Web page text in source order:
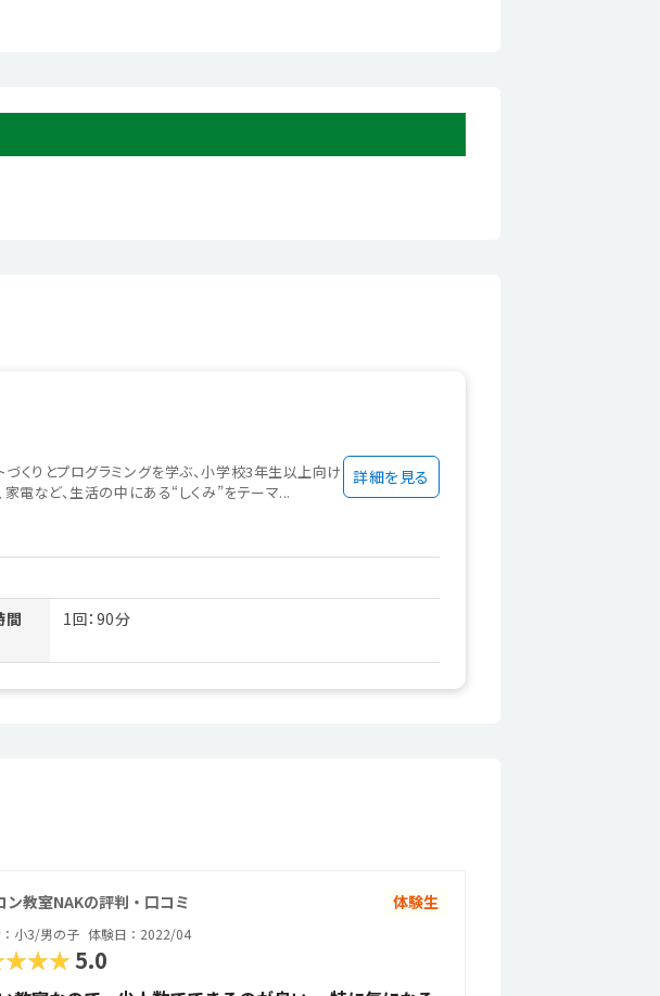
くりとプログラミングを学ぶ、小学校3年生以上向け
電など、生活の中にある“しくみ”をテーマ...
詳細を見る
間 1回：90分
ン教室NAKの評判・口コミ 体験生
小3/男の子 体験日：2022/04
5.0